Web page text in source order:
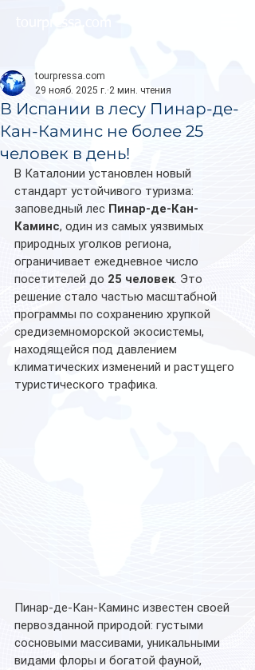
В Испании в лесу Пинар-де-
Кан-Каминс не более 25
человек в день!
tourpressa.com
29 нояб. 2025 г. 2 мин. чтения
В Каталонии установлен новый
стандарт устойчивого туризма:
заповедный лес Пинар-де-Кан-
Каминс, один из самых уязвимых
природных уголков региона,
ограничивает ежедневное число
посетителей до 25 человек. Это
решение стало частью масштабной
программы по сохранению хрупкой
средиземноморской экосистемы,
находящейся под давлением
климатических изменений и растущего
туристического трафика.
Пинар-де-Кан-Каминс известен своей
первозданной природой: густыми
сосновыми массивами, уникальными
видами флоры и богатой фауной,